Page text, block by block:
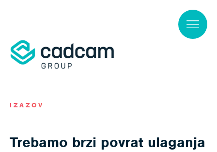
IZAZOV
Trebamo brzi povrat ulaganja